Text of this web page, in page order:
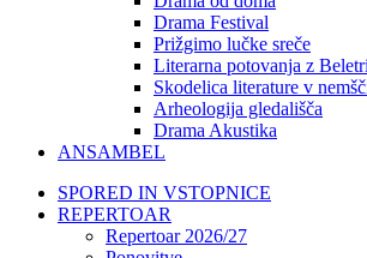
Drama Festival
Prižgimo lučke sreče
Literarna potovanja z
Skodelica literature v
Arheologija gledališča
Drama Akustika
ANSAMBEL
SPORED IN VSTOPNICE
REPERTOAR
Repertoar 2026/27